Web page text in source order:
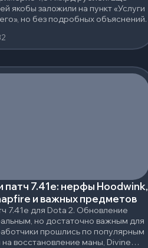
якобы заложили на пункт «Услуги
но без подробных объяснений.
патч 7.41e: нерфы Hoodwink,
и важных предметов
7.41e для Dota 2. Обновление
но достаточно важным для
прошлись по популярным
восстановление маны, Divine